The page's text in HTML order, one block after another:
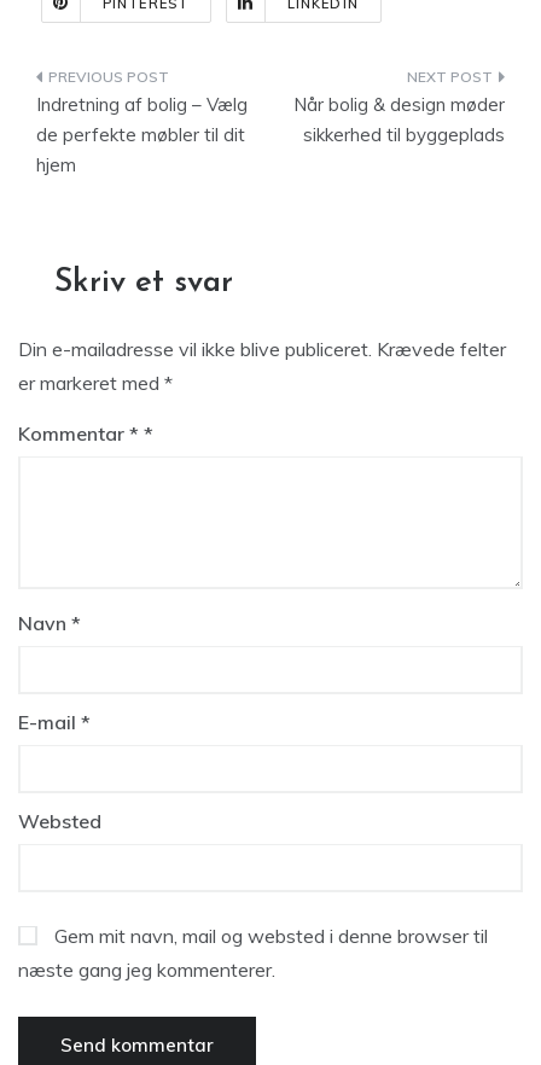
PINTEREST LINKEDIN
Indlægsnavigation
Indretning af bolig – Vælg
de perfekte møbler til dit
hjem
Når bolig & design møder
sikkerhed til byggeplads
Skriv et svar
Din e-mailadresse vil ikke blive publiceret. Krævede felter
er markeret med *
Kommentar *
Navn *
E-mail *
Websted
Gem mit navn, mail og websted i denne browser til
næste gang jeg kommenterer.